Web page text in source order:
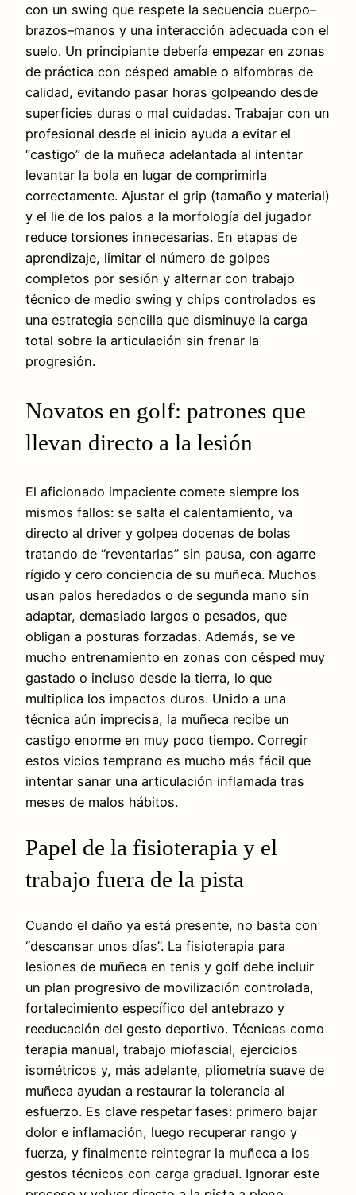
con un swing que respete la secuencia cuerpo–
brazos–manos y una interacción adecuada con el
suelo. Un principiante debería empezar en zonas
de práctica con césped amable o alfombras de
calidad, evitando pasar horas golpeando desde
superficies duras o mal cuidadas. Trabajar con un
profesional desde el inicio ayuda a evitar el
“castigo” de la muñeca adelantada al intentar
levantar la bola en lugar de comprimirla
correctamente. Ajustar el grip (tamaño y material)
y el lie de los palos a la morfología del jugador
reduce torsiones innecesarias. En etapas de
aprendizaje, limitar el número de golpes
completos por sesión y alternar con trabajo
técnico de medio swing y chips controlados es
una estrategia sencilla que disminuye la carga
total sobre la articulación sin frenar la
progresión.
Novatos en golf: patrones que
llevan directo a la lesión
El aficionado impaciente comete siempre los
mismos fallos: se salta el calentamiento, va
directo al driver y golpea docenas de bolas
tratando de “reventarlas” sin pausa, con agarre
rígido y cero conciencia de su muñeca. Muchos
usan palos heredados o de segunda mano sin
adaptar, demasiado largos o pesados, que
obligan a posturas forzadas. Además, se ve
mucho entrenamiento en zonas con césped muy
gastado o incluso desde la tierra, lo que
multiplica los impactos duros. Unido a una
técnica aún imprecisa, la muñeca recibe un
castigo enorme en muy poco tiempo. Corregir
estos vicios temprano es mucho más fácil que
intentar sanar una articulación inflamada tras
meses de malos hábitos.
Papel de la fisioterapia y el
trabajo fuera de la pista
Cuando el daño ya está presente, no basta con
“descansar unos días”. La fisioterapia para
lesiones de muñeca en tenis y golf debe incluir
un plan progresivo de movilización controlada,
fortalecimiento específico del antebrazo y
reeducación del gesto deportivo. Técnicas como
terapia manual, trabajo miofascial, ejercicios
isométricos y, más adelante, pliometría suave de
muñeca ayudan a restaurar la tolerancia al
esfuerzo. Es clave respetar fases: primero bajar
dolor e inflamación, luego recuperar rango y
fuerza, y finalmente reintegrar la muñeca a los
gestos técnicos con carga gradual. Ignorar este